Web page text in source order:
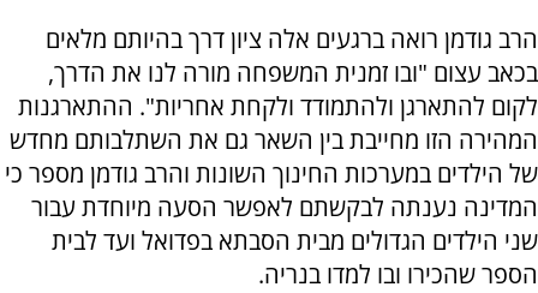
הרב גודמן רואה ברגעים אלה ציון דרך בהיותם מלאים
בכאב עצום "ובו זמנית המשפחה מורה לנו את הדרך,
לקום להתארגן ולהתמודד ולקחת אחריות". ההתארגנות
המהירה הזו מחייבת בין השאר גם את השתלבותם מחדש
של הילדים במערכות החינוך השונות והרב גודמן מספר כי
המדינה נענתה לבקשתם לאפשר הסעה מיוחדת עבור
שני הילדים הגדולים מבית הסבתא בפדואל ועד לבית
הספר שהכירו ובו למדו בנריה.